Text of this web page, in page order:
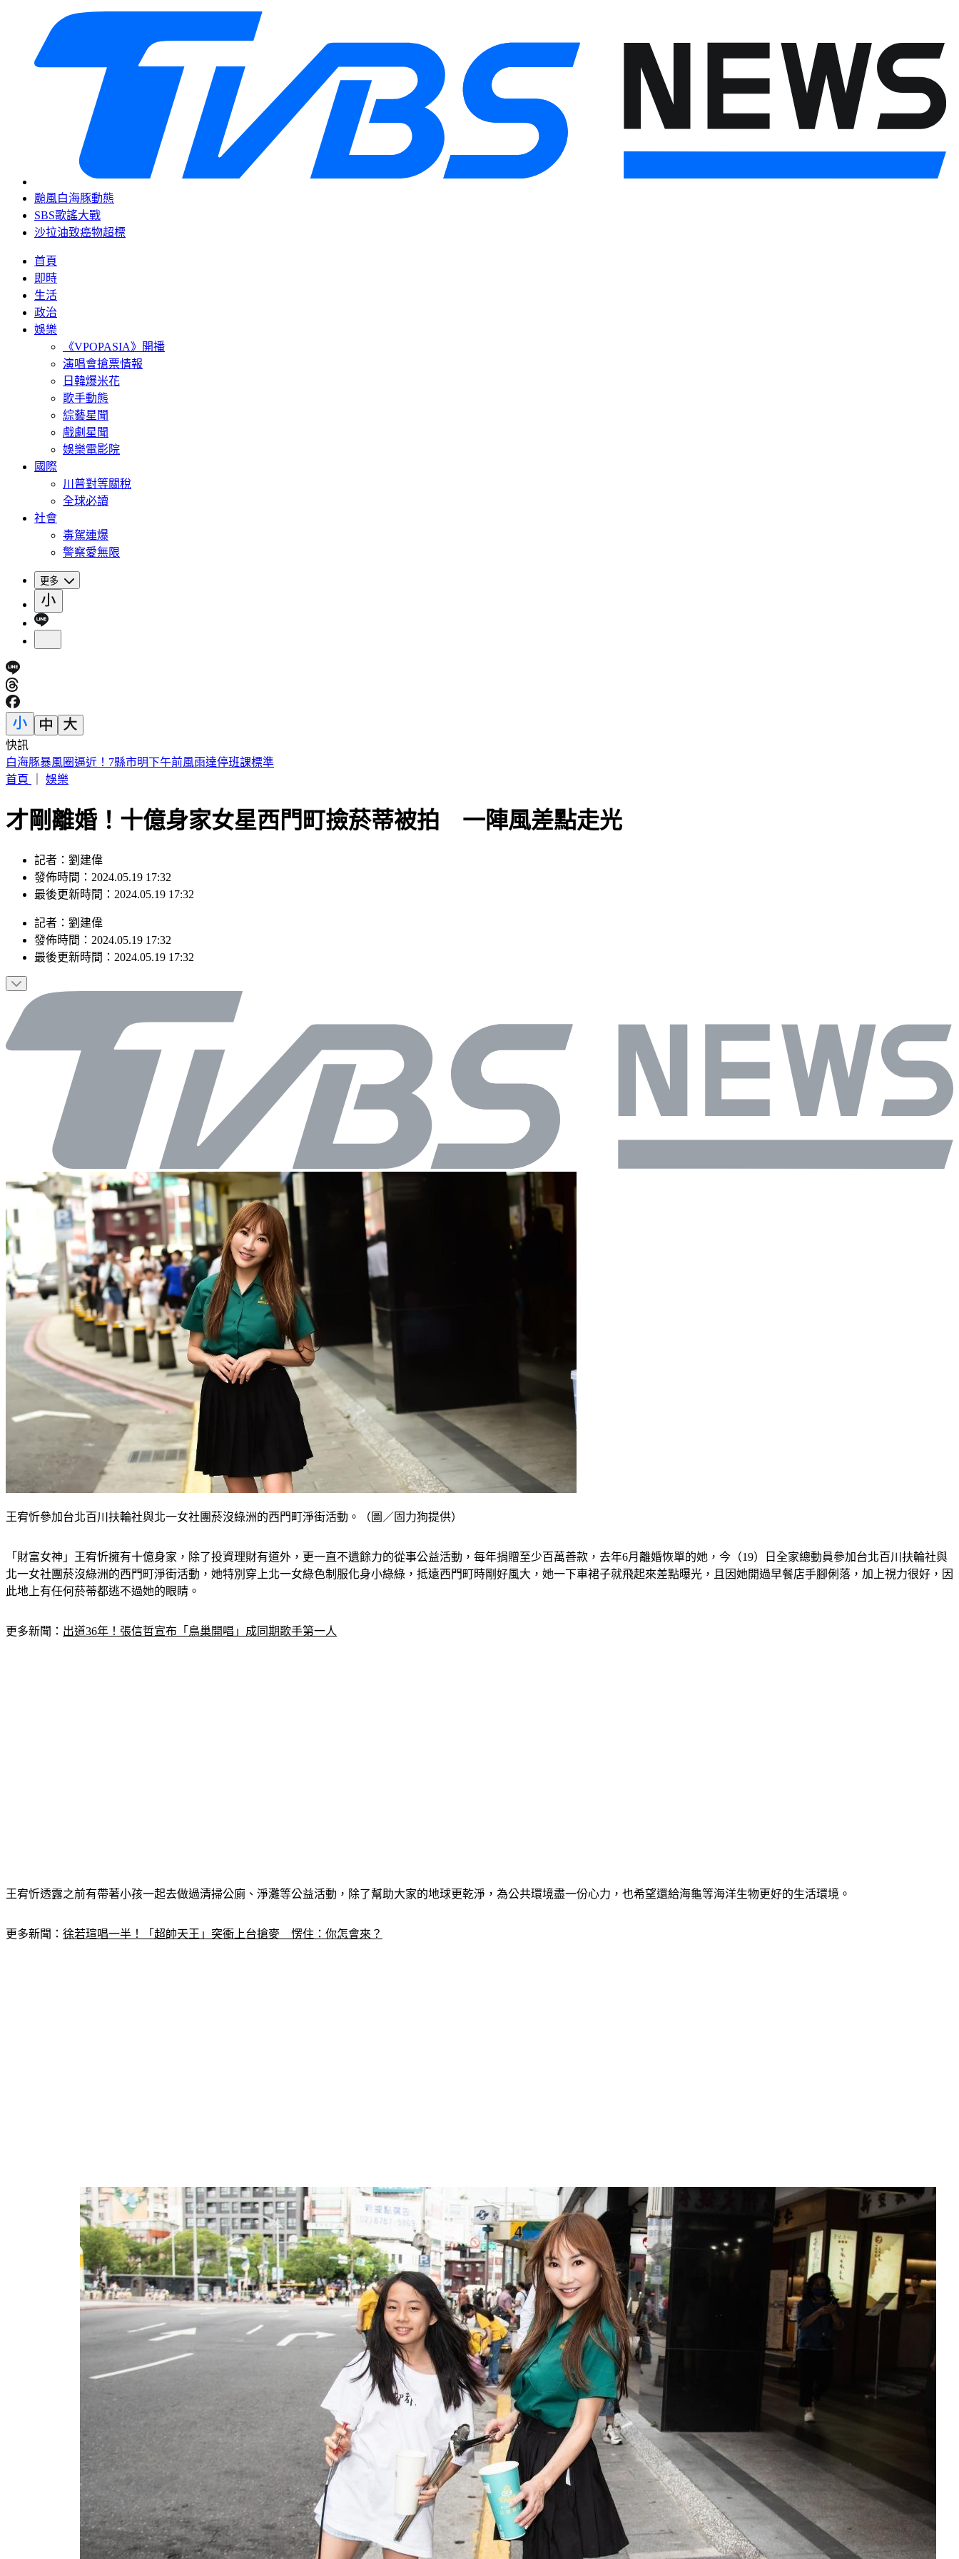
颱風白海豚動態
SBS歌謠大戰
沙拉油致癌物超標
首頁
即時
生活
政治
娛樂
《VPOPASIA》開播
演唱會搶票情報
日韓爆米花
歌手動態
綜藝星聞
戲劇星聞
娛樂電影院
國際
川普對等關稅
全球必讀
社會
毒駕連爆
警察愛無限
更多
快訊
快訊／阿拉斯加規模5.6地震！震源深度僅10公里
首頁
娛樂
才剛離婚！十億身家女星西門町撿菸蒂被拍 一陣風差點走光
記者：劉建偉
發佈時間：2024.05.19 17:32
最後更新時間：2024.05.19 17:32
記者 ： 劉建偉
發佈時間： 2024.05.19 17:32
最後更新時間： 2024.05.19 17:32
王宥忻參加台北百川扶輪社與北一女社團菸沒綠洲的西門町淨街活動。（圖／固力狗提供）
「財富女神」王宥忻擁有十億身家，除了投資理財有道外，更一直不遺餘力的從事公益活動，每年捐贈至少百萬善款，去年6月離婚恢單的她，今（19）日全家總動員參加台北百川扶輪社與
北一女社團菸沒綠洲的西門町淨街活動，她特別穿上北一女綠色制服化身小綠綠，抵遠西門町時剛好風大，她一下車裙子就飛起來差點曝光，且因她開過早餐店手腳俐落，加上視力很好，因
此地上有任何菸蒂都逃不過她的眼睛。
更多新聞： 出道36年！張信哲宣布「鳥巢開唱」成同期歌手第一人
王宥忻透露之前有帶著小孩一起去做過清掃公廁、淨灘等公益活動，除了幫助大家的地球更乾淨，為公共環境盡一份心力，也希望還給海龜等海洋生物更好的生活環境。
更多新聞： 徐若瑄唱一半！「超帥天王」突衝上台搶麥　愣住：你怎會來？